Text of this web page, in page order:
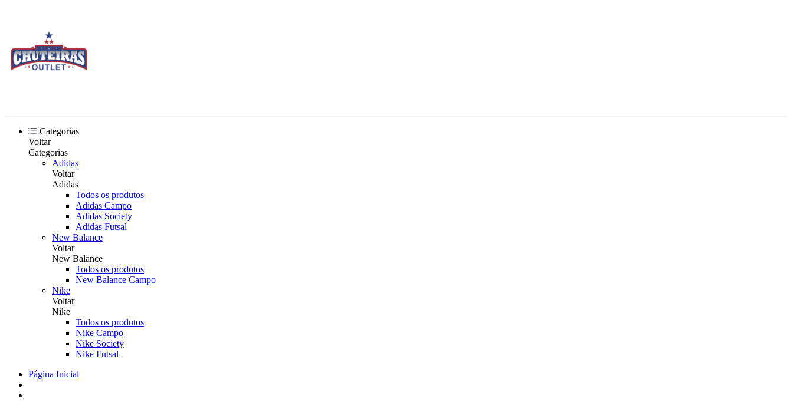
Categorias
Voltar
Categorias
Adidas
Voltar
Adidas
Todos os produtos
Adidas Campo
Adidas Society
Adidas Futsal
New Balance
Voltar
New Balance
Todos os produtos
New Balance Campo
Nike
Voltar
Nike
Todos os produtos
Nike Campo
Nike Society
Nike Futsal
Página Inicial